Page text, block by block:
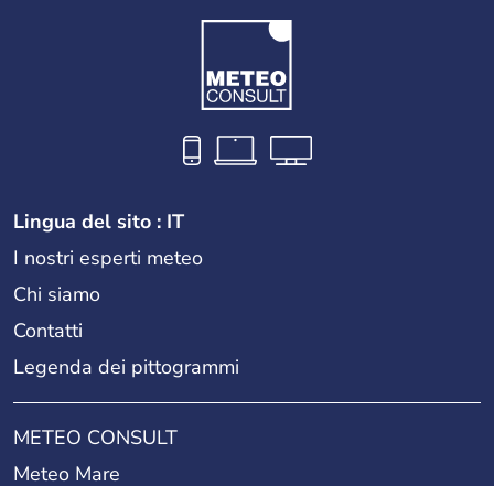
Lingua del sito : IT
I nostri esperti meteo
Chi siamo
Contatti
Legenda dei pittogrammi
METEO CONSULT
Meteo Mare